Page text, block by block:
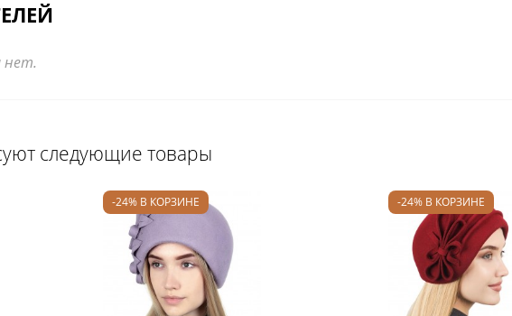
нет.
следующие товары
-24% В КОРЗИНЕ -24% В КОРЗИНЕ